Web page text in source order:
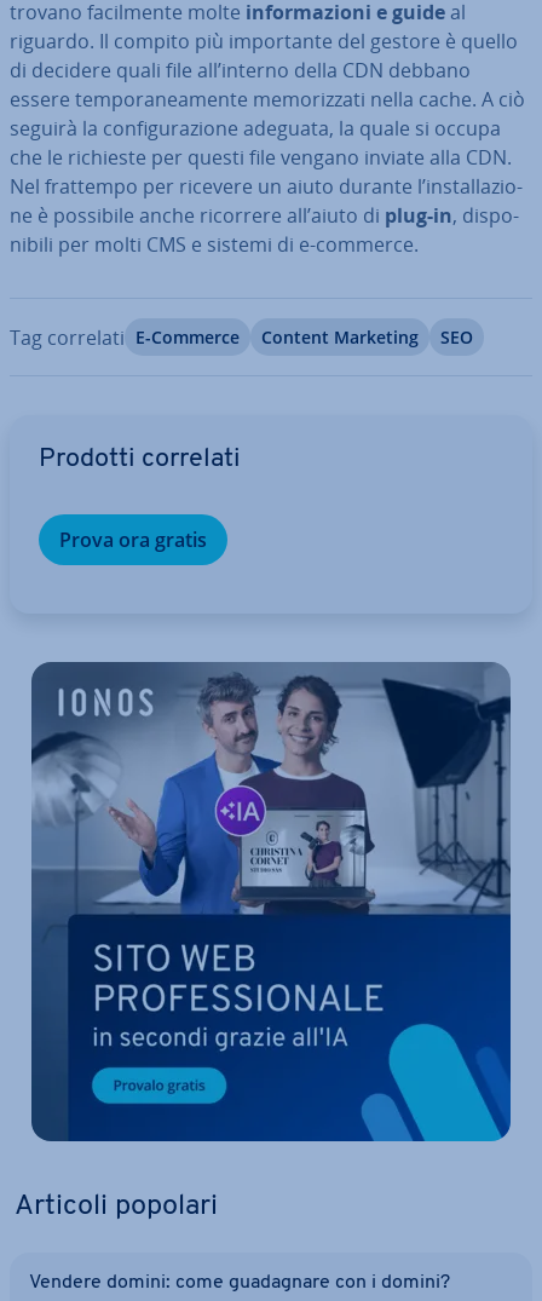
trovano fa­cil­men­te molte in­for­ma­zio­ni e guideal
riguardo. Il compito più im­por­tan­te del gestore è quello
di decidere quali file all’interno della CDN debbano
essere tem­po­ra­nea­men­te me­mo­riz­za­ti nella cache. A ciò
seguirà la con­fi­gu­ra­zio­ne adeguata, la quale si occupa
che le richieste per questi file vengano inviate alla CDN.
Nel frattempo per ricevere un aiuto durante l’in­stal­la­zio­
ne è possibile anche ricorrere all’aiuto di plug-in, di­spo­
ni­bi­li per molti CMS e sistemi di e-commerce.
Tag correlati E-Commerce Content Marketing SEO
Prodotti correlati
Prova ora gratis
Articoli popolari
Vendere domini: come gua­da­gna­re con i domini?